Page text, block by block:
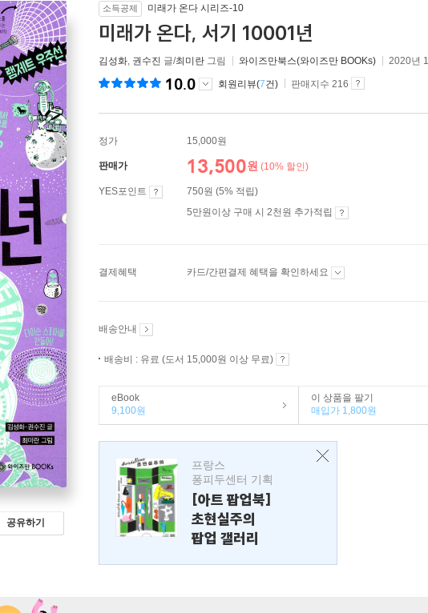
공유하기
소득공제 미래가 온다 시리즈-10
미래가 온다, 서기 10001년
김성화, 권수진 글/최미란 그림 와이즈만북스(와이즈만 BOOKs) 2020년
10.0 회원리뷰(7건) 판매지수 216
정가 15,000원
판매가 13,500원 (10% 할인)
YES포인트
750원 (5% 적립)
5만원이상 구매 시 2천원 추가적립
결제혜택 카드/간편결제 혜택을 확인하세요
배송안내
배송비 : 유료 (도서 15,000원 이상 무료)
eBook
9,100원
이 상품을 팔기
매입가 1,800원
프랑스
퐁피두센터 기획
[아트 팝업북]
초현실주의
팝업 갤러리